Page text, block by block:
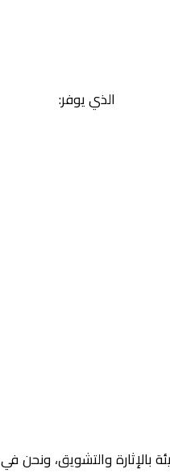
الذي يوفر:
بالإثارة والتشويق، ونحن في